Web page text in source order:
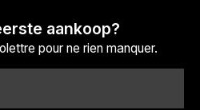
aankoop?
pour ne rien manquer.